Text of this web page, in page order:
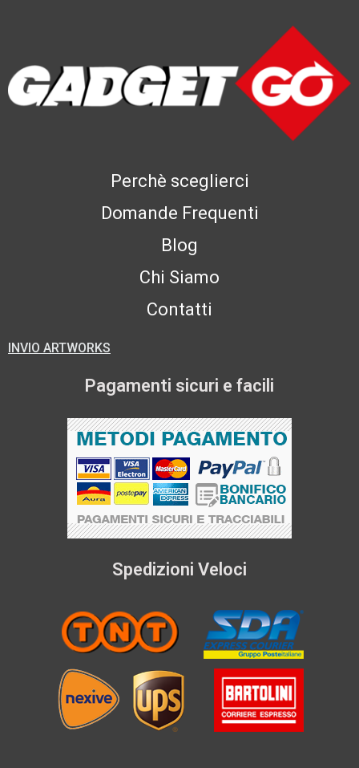
Perchè sceglierci
Domande Frequenti
Blog
Chi Siamo
Contatti
INVIO ARTWORKS
Pagamenti sicuri e facili
Spedizioni Veloci